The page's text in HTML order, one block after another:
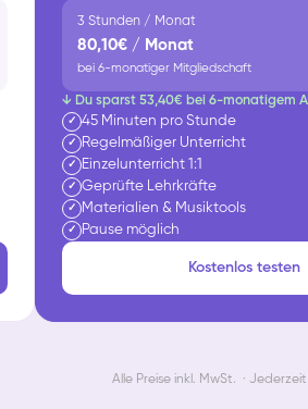
3 Stunden / Monat
80,10€ / Monat
bei 6-monatiger Mitgliedschaft
↓ Du sparst 53,40€ bei 6-monatigem
✓ 45 Minuten pro Stunde
✓ Regelmäßiger Unterricht
✓ Einzelunterricht 1:1
✓ Geprüfte Lehrkräfte
✓ Materialien & Musiktools
✓ Pause möglich
Kostenlos testen
Alle Preise inkl. MwSt. ·